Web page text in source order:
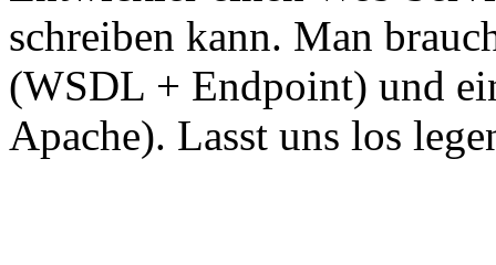
schreiben kann. Man
(WSDL + Endpoint) und
Apache). Lasst uns los